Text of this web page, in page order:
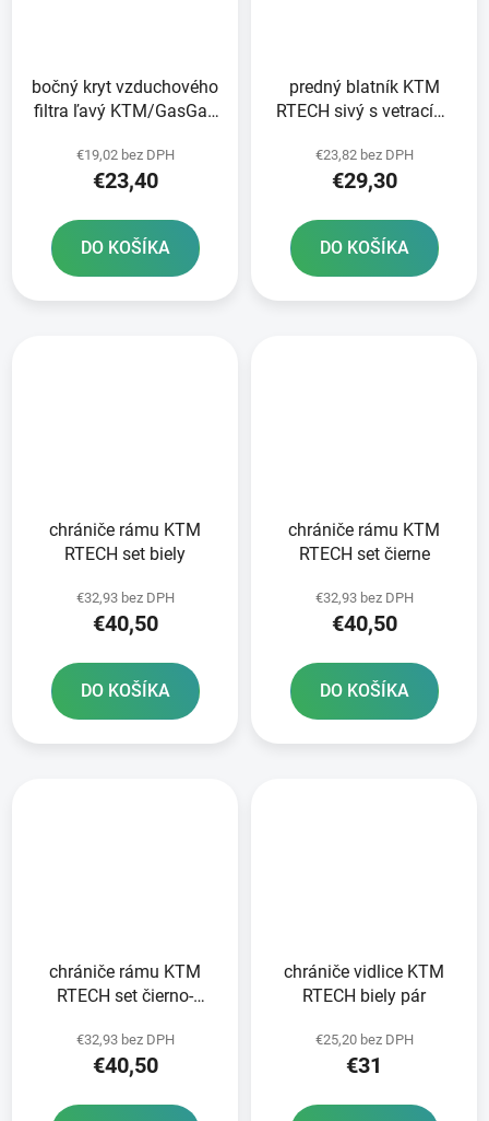
bočný kryt vzduchového
filtra ľavý KTM/GasGas
€19,02 bez DPH
€23,40
DO KOŠÍKA
predný blatník KTM
RTECH sivý s vetracími
€23,82 bez DPH
€29,30
DO KOŠÍKA
chrániče rámu KTM
RTECH set biely
€32,93 bez DPH
€40,50
DO KOŠÍKA
chrániče rámu KTM
RTECH set čierne
€32,93 bez DPH
€40,50
DO KOŠÍKA
chrániče rámu KTM
RTECH set čierno-
€32,93 bez DPH
€40,50
chrániče vidlice KTM
RTECH biely pár
€25,20 bez DPH
€31